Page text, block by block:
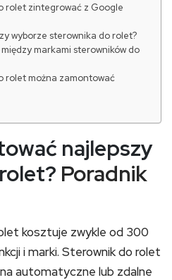
rolet zintegrować z Google
wyborze sterownika do rolet?
markami sterowników do
rolet można zamontować
najlepszy
Poradnik
kosztuje zwykle od 300
i marki. Sterownik do rolet
automatyczne lub zdalne